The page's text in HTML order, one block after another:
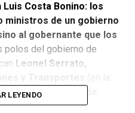
Costa Bonino: los
de un gobierno
al gobernante que los
polos del gobierno de
Leonel Serrato,
Torres, secretaria de
LEYENDO